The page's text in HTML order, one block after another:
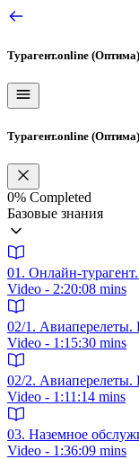
Турагент.online (Оптима)
Турагент.online (Оптима)
0% Completed
Базовые знания
01. Онлайн-
Video - 2:20:08 mins
02/1. Авиаперелеты.
Video - 1:15:30 mins
02/2. Авиаперелеты.
Video - 1:11:14 mins
03. Наземное
Video - 1:36:09 mins